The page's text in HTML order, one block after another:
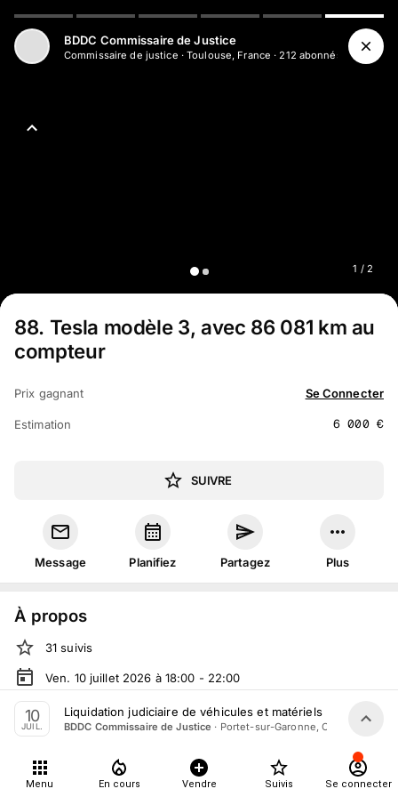
1 / 2
BDDC Commissaire de Justice
Commissaire de justice ·Toulouse, France · 212 abonnés
88. Tesla modèle 3, avec 86 081 km au
compteur
Prix gagnant Se Connecter
Estimation 6 000 €
SUIVRE
Message Planifiez Partagez Plus
À propos
31 suivis
Ven. 10 juillet 2026 à 18:00 - 22:00
Vente judiciaire organisée par BDDC Commissaire de
Justice
France
Tout le monde peut participer
10
JUIL.
Liquidation judiciaire de véhicules et matériels par BDDC
BDDC Commissaire de Justice · Portet-sur-Garonne, Occitanie
Menu En cours Vendre Suivis Se connecter